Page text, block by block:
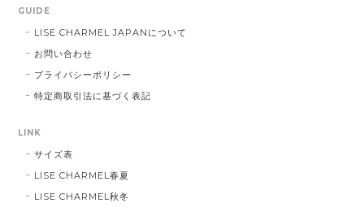
GUIDE
LISE CHARMEL JAPANについて
お問い合わせ
プライバシーポリシー
特定商取引法に基づく表記
LINK
サイズ表
LISE CHARMEL春夏
LISE CHARMEL秋冬